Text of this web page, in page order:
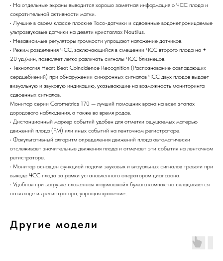
• На отдельные экраны выводится хорошо заметная информация о ЧСC плода и
сократительной активности матки.
• Лучшие в своем классе плоские Toco-датчики и сдвоенные водонепроницаемые
ультразвуковые датчики на девяти кристаллах Nautilus.
• Независимые регуляторы громкости упрощают наложение датчиков.
• Режим разделения ЧСС, заключающийся в смещении ЧСС второго плода на +
20 уд./мин, позволяет легко различать сигналы ЧСС близнецов.
• Технология Heart Beat Coincidence Recognition (Распознавание совпадающих
сердцебиений) при обнаружении синхронных сигналов ЧСС двух плодов выдает
визуальную и звуковую индикацию, указывающие на возможность мониторинга
сдвоенных сигналов.
Монитор серии Corometrics 170 — лучший помощник врача на всех этапах
дородового наблюдения, а также во время родов.
• Дистанционный маркер событий удобен для отметки ощущаемых матерью
движений плода (FM) или иных событий на ленточном регистраторе.
• Факультативный алгоритм определения движений плода автоматически
отслеживает значительные движения плода и отмечает эти события на ленточном
регистраторе.
• Монитор оснащен функцией подачи звуковых и визуальных сигналов тревоги при
выходе ЧСС плода за рамки установленного оператором диапазона.
• Удобная при загрузке сложенная «гармошкой» бумага компактно складывается
на выходе из регистратора, упрощая хранение.
Другие модели